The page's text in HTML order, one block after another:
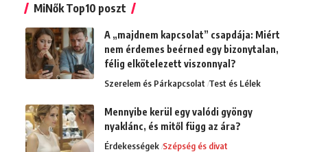
MiNők Top10 poszt
A „majdnem kapcsolat” csapdája: Miért
nem érdemes beérned egy bizonytalan,
félig elkötelezett viszonnyal?
Szerelem és Párkapcsolat Test és Lélek
Mennyibe kerül egy valódi gyöngy
nyaklánc, és mitől függ az ára?
Érdekességek Szépség és divat